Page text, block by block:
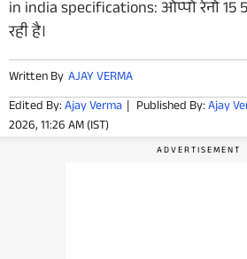
मोबाइल फोन्स
गेमिंग
फोटो
in india specifications: ओप्पो रेनो 15
रही है।
Written By AJAY VERMA
Edited By:Ajay Verma | Published By:Ajay
2026, 11:26 AM (IST)